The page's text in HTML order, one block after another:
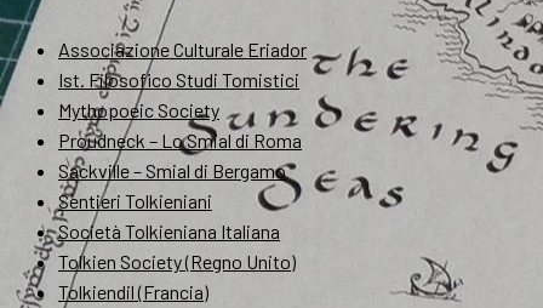
Associazione Culturale Eriador
Ist. Filosofico Studi Tomistici
Mythopoeic Society
Proudneck – Lo Smial di Roma
Sackville – Smial di Bergamo
Sentieri Tolkieniani
Società Tolkieniana Italiana
Tolkien Society (Regno Unito)
Tolkiendil (Francia)